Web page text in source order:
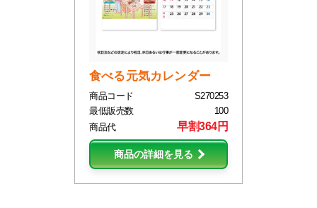
食べる元気カレンダー
商品コード
S270253
最低販売数
100
商品代
早割364円
商品の詳細を見る